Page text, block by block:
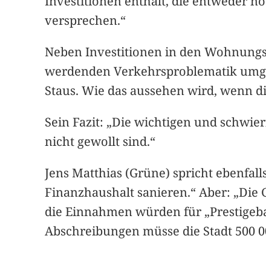
versprechen.“
Neben Investitionen in den
werdenden Verkehrsproblematik
Staus. Wie das aussehen wird, wenn
Sein Fazit: „Die wichtigen und
nicht gewollt sind.“
Jens Matthias (Grüne) spricht
Finanzhaushalt sanieren.“ Aber:
die Einnahmen würden für
Abschreibungen müsse die Stadt 500